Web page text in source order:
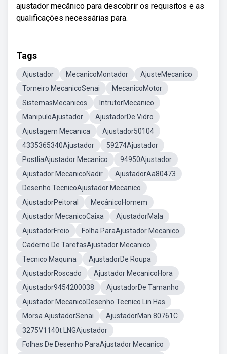
ajustador mecânico para descobrir os requisitos e as
qualificações necessárias para.
Tags
Ajustador MecanicoMontador
AjusteMecanico
Torneiro MecanicoSenai
MecanicoMotor
SistemasMecanicos
IntrutorMecanico
ManipuloAjustador
AjustadorDe Vidro
Ajustagem Mecanica
Ajustador50104
4335365340Ajustador
59274Ajustador
PostliaAjustador Mecanico
94950Ajustador
Ajustador MecanicoNadir
AjustadorAa80473
Desenho TecnicoAjustador Mecanico
AjustadorPeitoral
MecânicoHomem
Ajustador MecanicoCaixa
AjustadorMala
AjustadorFreio
Folha ParaAjustador Mecanico
Caderno De TarefasAjustador Mecanico
Tecnico Maquina
AjustadorDe Roupa
AjustadorRoscado
Ajustador MecanicoHora
Ajustador9454200038
AjustadorDe Tamanho
Ajustador MecanicoDesenho Tecnico Lin Has
Morsa AjustadorSenai
AjustadorMan 80761C
3275V1140t LNGAjustador
Folhas De Desenho ParaAjustador Mecanico